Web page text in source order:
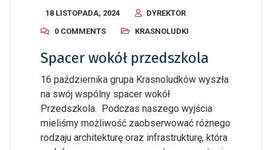
18 LISTOPADA, 2024
DYREKTOR
0 COMMENTS
KRASNOLUDKI
Spacer wokół przedszkola
16 października grupa Krasnoludków wyszła
na swój wspólny spacer wokół
Przedszkola. Podczas naszego wyjścia
mieliśmy możliwość zaobserwować różnego
rodzaju architekturę oraz infrastrukturę, która